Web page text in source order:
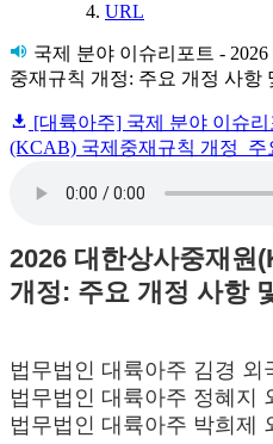
URL
국제 분야 이슈리포트 -
중재규칙 개정: 주요 개정 사항
[대륙아주] 국제 분야 이슈
(KCAB) 국제중재규칙 개정_
2026 대한상사중재원
개정: 주요 개정 사항
법무법인 대륙아주 김경 외
법무법인 대륙아주 정혜지
법무법인 대륙아주 박희제